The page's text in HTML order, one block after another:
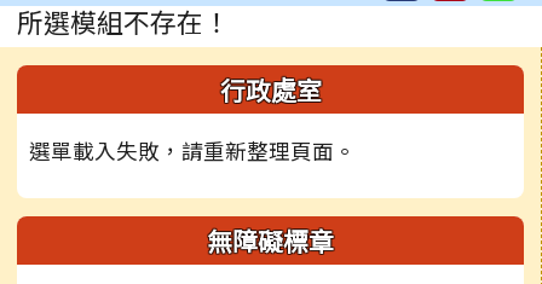
主內容區域
所選模組不存在！
左邊區域內容 行政處室
選單載入失敗，請重新整理頁面。
無障礙標章
頁尾區域